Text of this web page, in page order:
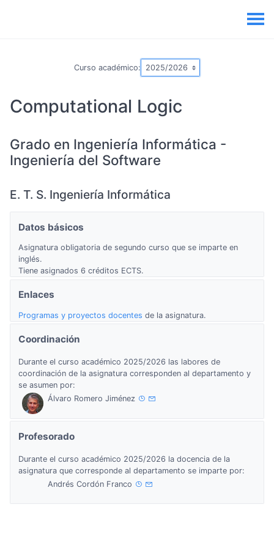
Curso académico:
Computational Logic
Grado en Ingeniería Informática -
Ingeniería del Software
E. T. S. Ingeniería Informática
Datos básicos
Asignatura obligatoria de segundo curso que se imparte en
inglés.
Tiene asignados 6 créditos ECTS.
Enlaces
Programas y proyectos docentes de la asignatura.
Coordinación
Durante el curso académico 2025/2026 las labores de
coordinación de la asignatura corresponden al departamento y
se asumen por:
Álvaro Romero Jiménez
Profesorado
Durante el curso académico 2025/2026 la docencia de la
asignatura que corresponde al departamento se imparte por:
Andrés Cordón Franco